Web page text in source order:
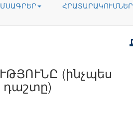
ՀՐԱՏԱՐԱԿՈՒՄՆԵՐ
(ինչպես